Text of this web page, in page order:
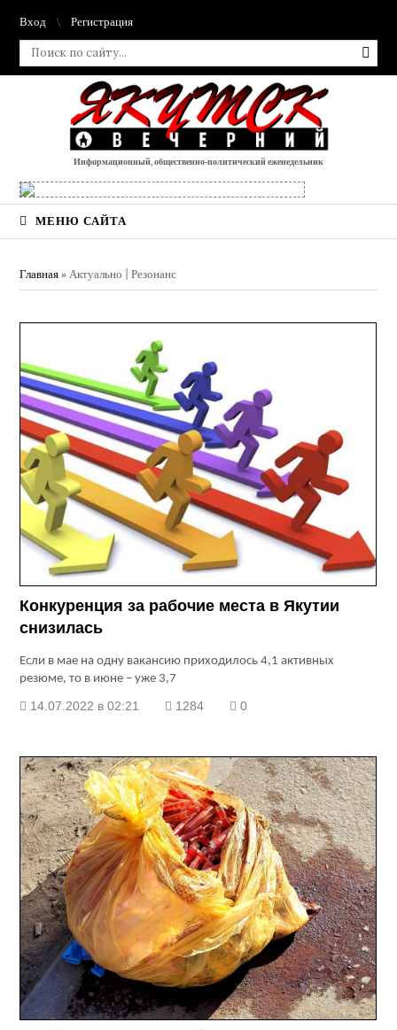
Вход Регистрация
Информационный, общественно-политический еженедельник
МЕНЮ САЙТА
Главная »Актуально | Резонанс
Конкуренция за рабочие места в Якутии
снизилась
Если в мае на одну вакансию приходилось 4,1 активных
резюме, то в июне – уже 3,7
14.07.2022 в 02:21 1284 0